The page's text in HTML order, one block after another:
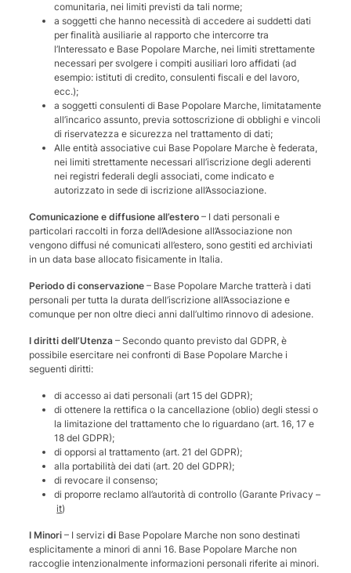
comunitaria, nei limiti previsti da tali norme;
a soggetti che hanno necessità di accedere ai suddetti dati
per finalità ausiliarie al rapporto che intercorre tra
l’Interessato e Base Popolare Marche, nei limiti strettamente
necessari per svolgere i compiti ausiliari loro affidati (ad
esempio: istituti di credito, consulenti fiscali e del lavoro,
ecc.);
a soggetti consulenti di Base Popolare Marche, limitatamente
all’incarico assunto, previa sottoscrizione di obblighi e vincoli
di riservatezza e sicurezza nel trattamento di dati;
Alle entità associative cui Base Popolare Marche è federata,
nei limiti strettamente necessari all’iscrizione degli aderenti
nei registri federali degli associati, come indicato e
autorizzato in sede di iscrizione all’Associazione.
Comunicazione e diffusione all’estero – I dati personali e
particolari raccolti in forza dell’Adesione all’Associazione non
vengono diffusi né comunicati all’estero, sono gestiti ed archiviati
in un data base allocato fisicamente in Italia.
Periodo di conservazione – Base Popolare Marche tratterà i dati
personali per tutta la durata dell’iscrizione all’Associazione e
comunque per non oltre dieci anni dall’ultimo rinnovo di adesione.
I diritti dell’Utenza – Secondo quanto previsto dal GDPR, è
possibile esercitare nei confronti di Base Popolare Marche i
seguenti diritti:
di accesso ai dati personali (art 15 del GDPR);
di ottenere la rettifica o la cancellazione (oblio) degli stessi o
la limitazione del trattamento che lo riguardano (art. 16, 17 e
18 del GDPR);
di opporsi al trattamento (art. 21 del GDPR);
alla portabilità dei dati (art. 20 del GDPR);
di revocare il consenso;
di proporre reclamo all’autorità di controllo (Garante Privacy –
it)
I Minori– I servizidi Base Popolare Marche non sono destinati
esplicitamente a minori di anni 16. Base Popolare Marche non
raccoglie intenzionalmente informazioni personali riferite ai minori.